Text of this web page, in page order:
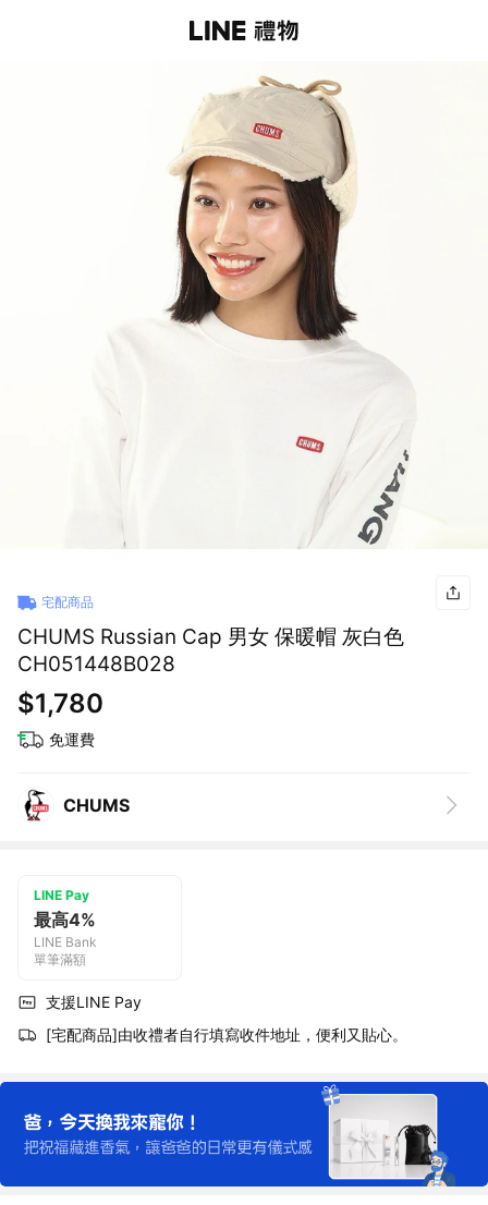
宅配商品
CHUMS Russian Cap 男女 保暖帽 灰白色
CH051448B028
$1,780
免運費
CHUMS
LINE Pay
最高4%
LINE Bank
單筆滿額
支援LINE Pay
[宅配商品]由收禮者自行填寫收件地址，便利又貼心。